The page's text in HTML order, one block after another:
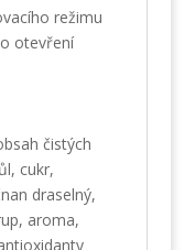
režimu
otevření
čistých
cukr,
draselný,
aroma,